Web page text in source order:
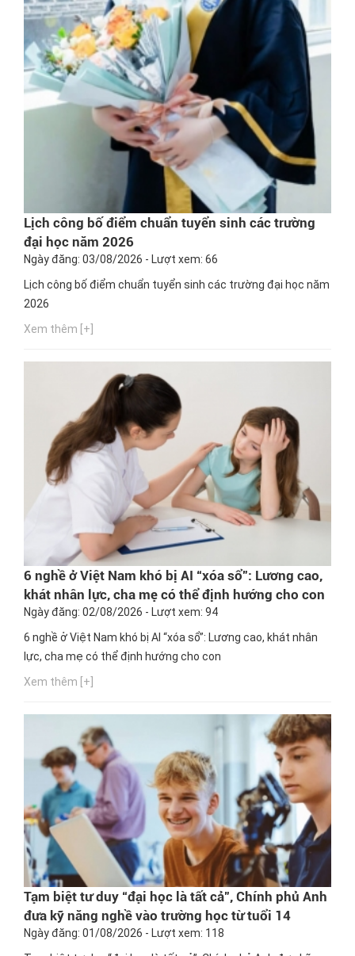
Lịch công bố điểm chuẩn tuyển sinh các trường
đại học năm 2026
Ngày đăng: 03/08/2026 - Lượt xem: 66
Lịch công bố điểm chuẩn tuyển sinh các trường đại học năm
2026
Xem thêm [+]
6 nghề ở Việt Nam khó bị AI “xóa sổ”: Lương cao,
khát nhân lực, cha mẹ có thể định hướng cho con
Ngày đăng: 02/08/2026 - Lượt xem: 94
6 nghề ở Việt Nam khó bị AI “xóa sổ”: Lương cao, khát nhân
lực, cha mẹ có thể định hướng cho con
Xem thêm [+]
Tạm biệt tư duy “đại học là tất cả”, Chính phủ Anh
đưa kỹ năng nghề vào trường học từ tuổi 14
Ngày đăng: 01/08/2026 - Lượt xem: 118